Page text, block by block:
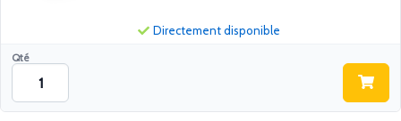
Qté
Directement disponible